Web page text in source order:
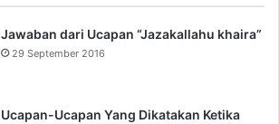
Jawaban dari Ucapan “Jazakallahu khaira”
29 September 2016
Ucapan-Ucapan Yang Dikatakan Ketika